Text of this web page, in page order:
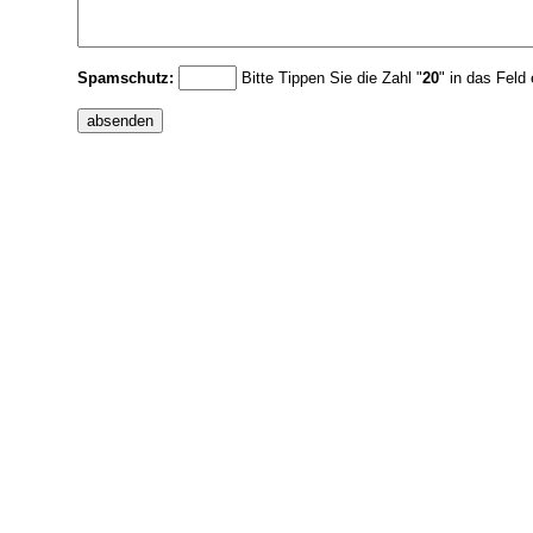
Spamschutz: Bitte Tippen Sie die Zahl "20" in das Feld